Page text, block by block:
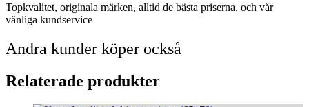
Topkvalitet, originala märken, alltid de bästa priserna, och vår
vänliga kundservice
Andra kunder köper också
Relaterade produkter